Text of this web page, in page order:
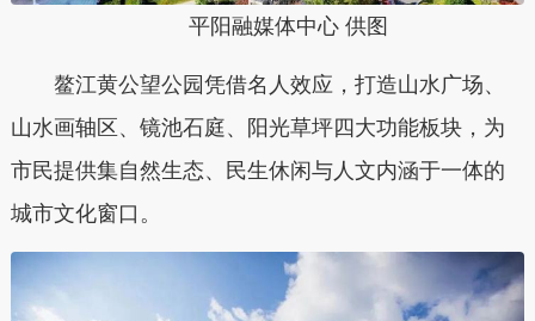
平阳融媒体中心 供图
鳌江黄公望公园凭借名人效应，打造山水广场、
山水画轴区、镜池石庭、阳光草坪四大功能板块，为
市民提供集自然生态、民生休闲与人文内涵于一体的
城市文化窗口。